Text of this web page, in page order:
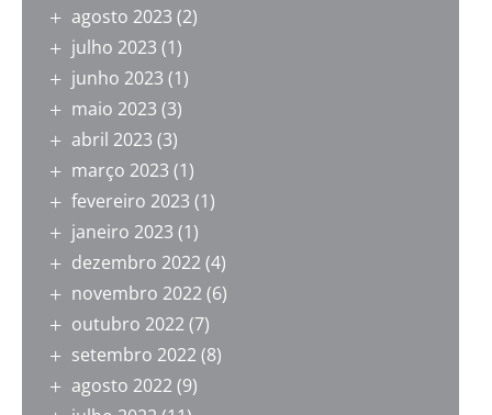
agosto 2023 (2)
julho 2023 (1)
junho 2023 (1)
maio 2023 (3)
abril 2023 (3)
março 2023 (1)
fevereiro 2023 (1)
janeiro 2023 (1)
dezembro 2022(4)
novembro 2022(6)
outubro 2022(7)
setembro 2022(8)
agosto 2022(9)